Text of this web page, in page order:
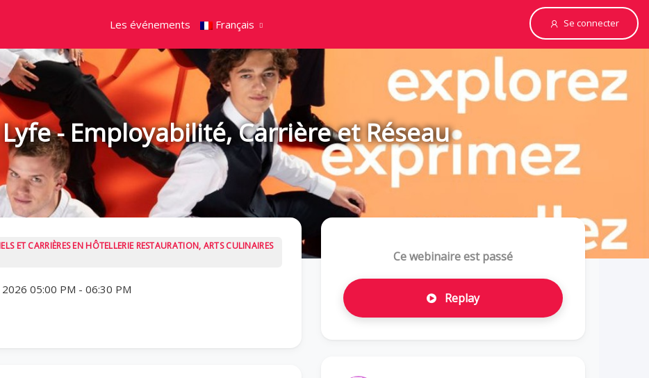
Les événements Français Se connecter
- Employabilité, Carrière et Réseau
ET CARRIÈRES EN HÔTELLERIE RESTAURATION, ARTS CULINAIRES
05:00 PM - 06:30 PM
Ce webinaire est passé
Replay